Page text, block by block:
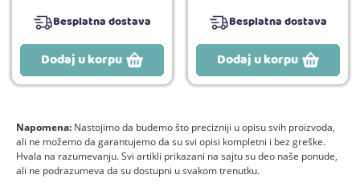
Besplatna dostava
Dodaj u korpu
Besplatna dostava
Dodaj u korpu
Napomena: Nastojimo da budemo što precizniji u opisu svih proizvoda,
ali ne možemo da garantujemo da su svi opisi kompletni i bez greške.
Hvala na razumevanju. Svi artikli prikazani na sajtu su deo naše ponude,
ali ne podrazumeva da su dostupni u svakom trenutku.